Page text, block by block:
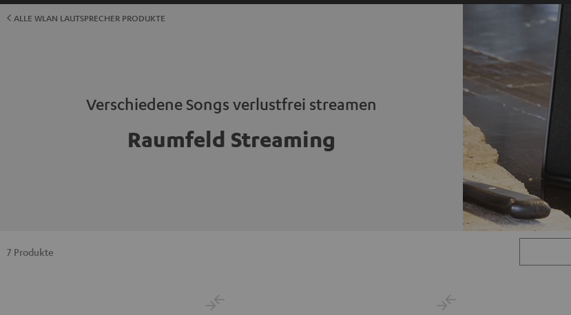
ALLE WLAN LAUTSPRECHER PRODUKTE
Verschiedene Songs verlustfrei streamen
Raumfeld Streaming
7 Produkte